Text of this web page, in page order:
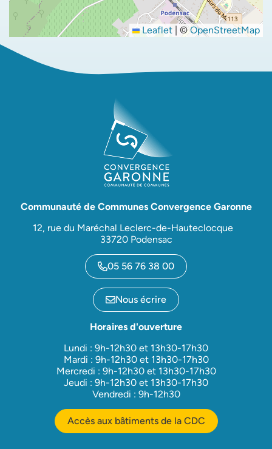
Leaflet | ©OpenStreetMap
Communauté de Communes Convergence Garonne
12, rue du Maréchal Leclerc-de-Hauteclocque
33720 Podensac
05 56 76 38 00
Nous écrire
Horaires d'ouverture
Lundi : 9h-12h30 et 13h30-17h30
Mardi : 9h-12h30 et 13h30-17h30
Mercredi : 9h-12h30 et 13h30-17h30
Jeudi : 9h-12h30 et 13h30-17h30
Vendredi : 9h-12h30
Accès aux bâtiments de la CDC